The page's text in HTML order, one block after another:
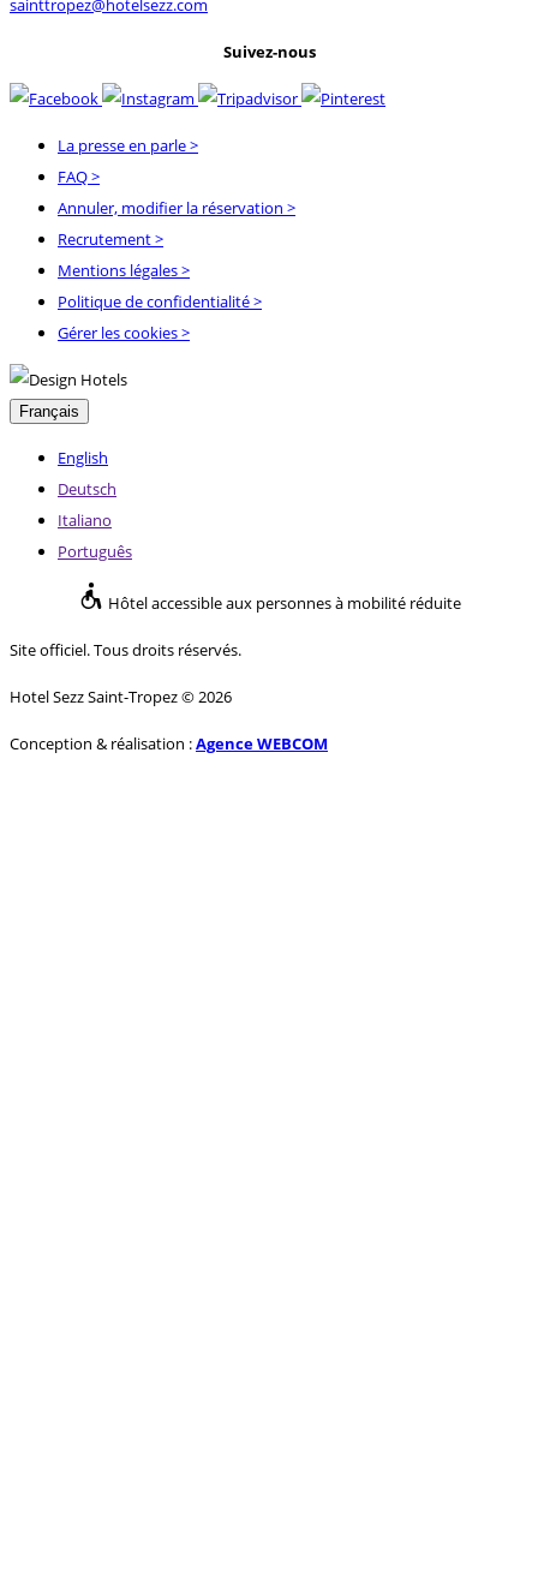
sainttropez@hotelsezz.com
Suivez-nous
La presse en parle>
FAQ>
Annuler, modifier la réservation >
Recrutement>
Mentions légales>
Politique de confidentialité>
Gérer les cookies >
Français
English
Deutsch
Italiano
Português
Hôtel accessible aux personnes à mobilité réduite
Site officiel. Tous droits réservés.
Hotel Sezz Saint-Tropez © 2026
Conception & réalisation :Agence WEBCOM